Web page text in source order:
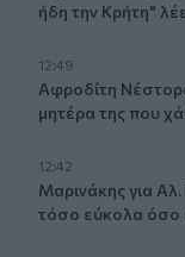
ήδη την Κρήτη"
12:49
Αφροδίτη
μητέρα της που
12:42
Μαρινάκης για
τόσο εύκολα όσο